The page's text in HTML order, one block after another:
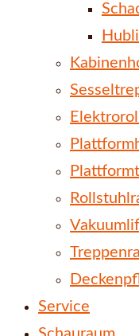
Service